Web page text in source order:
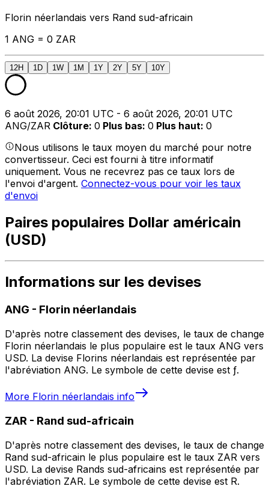
Florin néerlandais vers Rand sud-africain
1 ANG = 0 ZAR
12H 1D 1W 1M 1Y 2Y 5Y 10Y
6 août 2026, 20:01 UTC - 6 août 2026, 20:01 UTC
ANG/ZAR Clôture: 0 Plus bas: 0 Plus haut: 0
Nous utilisons le taux moyen du marché pour notre
convertisseur. Ceci est fourni à titre informatif
uniquement. Vous ne recevrez pas ce taux lors de
l'envoi d'argent. Connectez-vous pour voir les taux
d'envoi
Paires populaires Dollar américain
(USD)
Informations sur les devises
ANG - Florin néerlandais
D'après notre classement des devises, le taux de change
Florin néerlandais le plus populaire est le taux ANG vers
USD. La devise Florins néerlandais est représentée par
l'abréviation ANG. Le symbole de cette devise est ƒ.
More Florin néerlandais info
ZAR - Rand sud-africain
D'après notre classement des devises, le taux de change
Rand sud-africain le plus populaire est le taux ZAR vers
USD. La devise Rands sud-africains est représentée par
l'abréviation ZAR. Le symbole de cette devise est R.